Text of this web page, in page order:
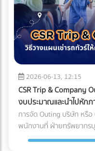
ค่าชุดป้องกัน (Gowning)
สำหรับอุตสาหกรรมการแ
สำหรับฝ่ายจัดซื้อหรือเจ้า
เลือกพาร์ทเนอร์ หรือ
มาตรฐาน Cleanroom
คุณภาพสำหรับเครื่องมือแ
ความเสี่ยงในการถูกตีกลั
เป็นการสร้างความมั่นใ
และพร้อมช่วยชีวิตผู้ป่วยได้อ
มุมมองจาก "ราคา" สู่ "ค
อากาศชั้นนำระดับโลก ล้ว
ประนีประนอมกับชิ้นส่วนกล
ผลิตชิ้นส่วน (OEM) ที่มี
Standards หรือมาตรฐาน
การหา "อะไหล่ที่ถูกที่สุด"
คือกุญแจสำคัญที่ทำให้องค์
ซัพพลายเออร์จึงไม่ใช่แค่กา
มองหา "พาร์ทเนอร์เชิงก
Cost of Ownership ได้อ
ชิ้นส่วนที่มีคุณภาพตั้งแต่ต้
ความสำคัญของการขนส่ง
ก่อน มัทฉะคือการนำใบช
ขนาดไมครอน ทำให้ตัวผ
ตัวร้ายที่ทำลายคุณภาพขอ
ร้อน (Heat): อุณหภูมิที่สูง
คลอโรฟิลล์ (Chlorophyll)
Green) กลายเป็นสีเหลือ
ออกซิเจน (Oxygen): ทำใ
ซึ่งจะทำลายสารประกอบที่
อนุมูลอิสระ (Catechins) ท
ขมฝาดขึ้นมาแทน ความชื้นแ
เติบโตของจุลินทรีย์ และท
Cold Chain Logistics ท
2026-06-13, 12:15
CSR Trip & Company
งบประมาณและนำไปหักภ
การจัด Outing บริษัท หรือ
พนักงานที่ ฝ่ายทรัพยากรบุ
องค์กรเท่านั้น แต่ในมุมม